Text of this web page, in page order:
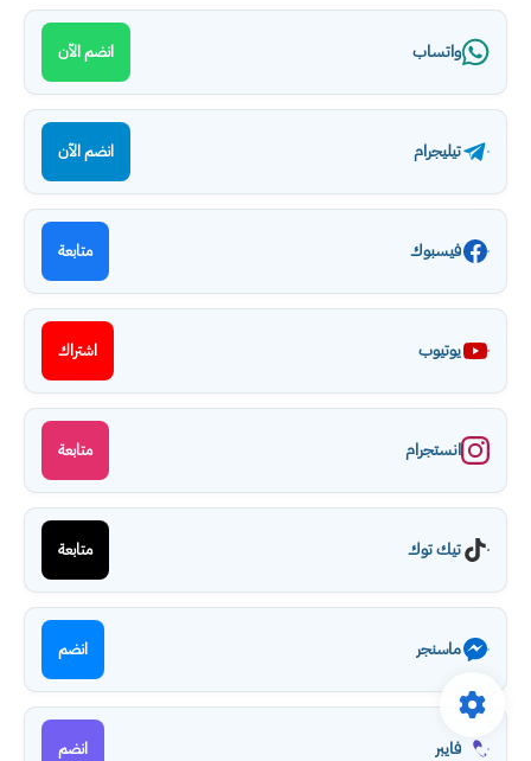
واتساب انضم الآن
تيليجرام انضم الآن
فيسبوك متابعة
يوتيوب اشتراك
انستجرام متابعة
تيك توك متابعة
ماسنجر انضم
فايبر انضم